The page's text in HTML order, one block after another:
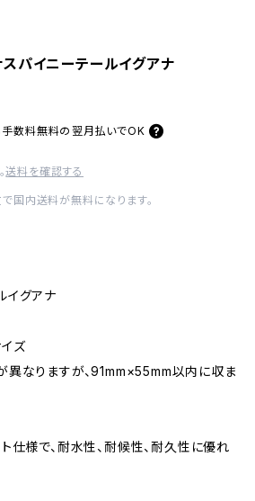
パイニーテールイグアナ
手数料無料の 翌月払いでOK
送料を確認する
国内送料が無料になります。
イグアナ
ズ
りますが、91mm×55mm以内に収ま
仕様で、耐水性、耐候性、耐久性に優れ